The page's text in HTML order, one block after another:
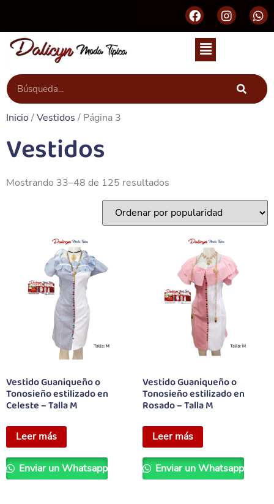
Inicio /Vestidos / Página 3
Vestidos
Mostrando 33–48 de 125 resultados
Vestido Guaniqueño o
Tonosieño estilizado en
Celeste – Talla M
Leer más
Enviar un Whatsapp
Vestido Guaniqueño o
Tonosieño estilizado en
Rosado – Talla M
Leer más
Enviar un Whatsapp